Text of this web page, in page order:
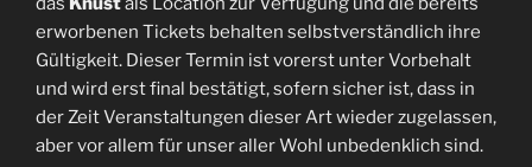
erworbenen Tickets behalten selbstverständlich ihre
Gültigkeit. Dieser Termin ist vorerst unter Vorbehalt
und wird erst final bestätigt, sofern sicher ist, dass in
der Zeit Veranstaltungen dieser Art wieder zugelassen,
aber vor allem für unser aller Wohl unbedenklich sind.